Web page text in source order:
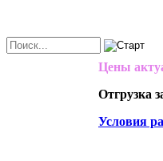
Цены
Отгрузка
Условия